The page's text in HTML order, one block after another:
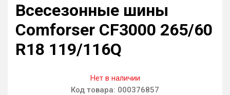
Всесезонные шины
Comforser CF3000 265/60
R18 119/116Q
Нет в наличии
Код товара: 000376857